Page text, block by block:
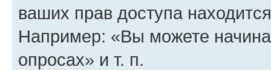
ваших прав доступа
Например: «Вы можете
опросах» и т. п.